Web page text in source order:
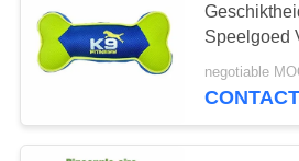
ONGEVEER
ONS
FABRIEKSREIS
Speelgoed
Vormen
gebouwd
negotiable